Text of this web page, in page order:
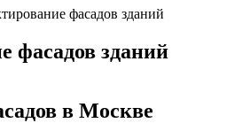
фасадов зданий
фасадов зданий
в Москве